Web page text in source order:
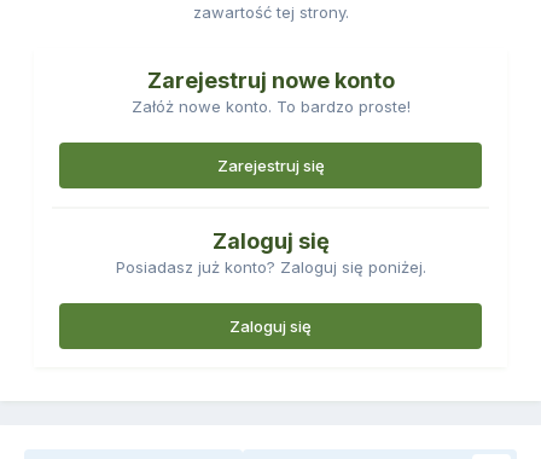
zawartość tej strony.
Zarejestruj nowe konto
Załóż nowe konto. To bardzo proste!
Zarejestruj się
Zaloguj się
Posiadasz już konto? Zaloguj się poniżej.
Zaloguj się